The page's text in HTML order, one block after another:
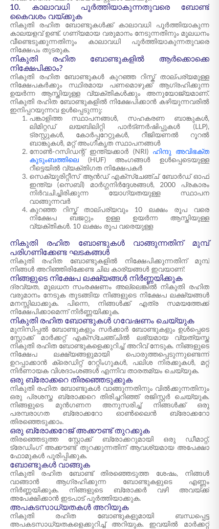
10. കാലാവധി പൂർത്തിയാകുന്നതുവരെ ബോണ്ട്
കൈവശം വയ്ക്കുക
നികുതി രഹിത ബോണ്ടുകൾക്ക് കാലാവധി പൂർത്തിയാകുന്ന
കാലയളവ് ഉണ്ട്. ഗണ്യമായ വരുമാനം നേടുന്നതിനും മൂലധനം
വീണ്ടെടുക്കുന്നതിനും കാലാവധി പൂർത്തിയാകുന്നതുവരെ
നിക്ഷേപം തുടരുക.
നികുതി രഹിത ബോണ്ടുകളിൽ ആർക്കൊക്കെ
നിക്ഷേപിക്കാം?
നികുതി രഹിത ബോണ്ടുകൾ കുറഞ്ഞ റിസ്ക് താല്പര്യമുള്ള
നിക്ഷേപകർക്കും സ്ഥിരമായ പണമൊഴുക്ക് ആഗ്രഹിക്കുന്ന
ഉയർന്ന ആസ്തിയുള്ള വ്യക്തികൾക്കും അനുയോജ്യമാണ്.
നികുതി രഹിത ബോണ്ടുകളിൽ നിക്ഷേപിക്കാൻ കഴിയുന്നവരിൽ
ഇനിപ്പറയുന്നവ ഉൾപ്പെടുന്നു:
പങ്കാളിത്ത സ്ഥാപനങ്ങൾ, സഹകരണ ബാങ്കുകൾ,
ലിമിറ്റഡ് ലയബിലിറ്റി പാർട്ണർഷിപ്പുകൾ (LLP),
ട്രസ്റ്റുകൾ, കോർപ്പറേറ്റുകൾ, റീജിയണൽ റൂറൽ
ബാങ്കുകൾ, മറ്റ് അംഗീകൃത സ്ഥാപനങ്ങൾ
നോൺ-റസിഡന്റ് ഇന്ത്യക്കാർ (NRI) ഹിന്ദു അവിഭക്ത
കുടുംബത്തിലെ (HUF) അംഗങ്ങൾ ഉൾപ്പെടെയുള്ള
റീട്ടെയിൽ വ്യക്തിഗത നിക്ഷേപകർ
സെക്യൂരിറ്റീസ് ആൻഡ് എക്സ്ചേഞ്ച് ബോർഡ് ഓഫ്
ഇന്ത്യ (സെബി) മാർഗ്ഗനിർദ്ദേശങ്ങൾ, 2000 പ്രകാരം
നിർവചിച്ചിരിക്കുന്ന യോഗ്യതയുള്ള സ്ഥാപന
വാങ്ങുന്നവർ
കുറഞ്ഞ റിസ്ക് താല്പര്യവും 10 ലക്ഷം രൂപ വരെ
നിക്ഷേപ ബജറ്റും ഉള്ള ഉയർന്ന ആസ്തിയുള്ള
വ്യക്തികൾ. 10 ലക്ഷം രൂപ വരെയുള്ള
നികുതി രഹിത ബോണ്ടുകൾ വാങ്ങുന്നതിന് മുമ്പ്
പരിഗണിക്കേണ്ട ഘടകങ്ങൾ
നികുതി രഹിത ബോണ്ടുകളിൽ നിക്ഷേപിക്കുന്നതിന് മുമ്പ്
നിങ്ങൾ അറിഞ്ഞിരിക്കേണ്ട ചില കാര്യങ്ങൾ ഇവയാണ്:
നിങ്ങളുടെ നിക്ഷേപ ലക്ഷ്യങ്ങൾ നിർണ്ണയിക്കുക
ദ്രവ്യത, മൂലധന സംരക്ഷണം അല്ലെങ്കിൽ നികുതി രഹിത
വരുമാനം നേടുക തുടങ്ങിയ നിങ്ങളുടെ നിക്ഷേപ ലക്ഷ്യങ്ങൾ
മനസ്സിലാക്കുക. പിന്നെ, നിങ്ങൾക്ക് എത്ര സമയത്തേക്ക്
നിക്ഷേപിക്കാമെന്ന് നിർണ്ണയിക്കുക.
നികുതി രഹിത ബോണ്ടുകൾ ഗവേഷണം ചെയ്യുക
മുനിസിപ്പൽ ബോണ്ടുകളും സർക്കാർ ബോണ്ടുകളും ഉൾപ്പെടെ
സ്റ്റോക്ക് മാർക്കറ്റ് എക്സ്ചേഞ്ചിൽ ലഭ്യമായ വ്യത്യസ്ത
നികുതി രഹിത ബോണ്ടുകളെക്കുറിച്ച് അറിവ് നേടുക. നിങ്ങളുടെ
നിക്ഷേപ ലക്ഷ്യങ്ങളുമായി പൊരുത്തപ്പെടുന്നുണ്ടെന്ന്
ഉറപ്പാക്കാൻ ക്രെഡിറ്റ് റേറ്റിംഗുകൾ, പലിശ നിരക്കുകൾ, മറ്റ്
നിർണായക വിശദാംശങ്ങൾ എന്നിവ താരതമ്യം ചെയ്യുക.
ഒരു ബ്രോക്കറെ തിരഞ്ഞെടുക്കുക
നികുതി രഹിത ബോണ്ടുകൾ വാങ്ങുന്നതിനും വിൽക്കുന്നതിനും
ഒരു പ്രശസ്ത ബ്രോക്കറെ തിരിച്ചറിഞ്ഞ് രജിസ്റ്റർ ചെയ്യുക.
നിങ്ങളുടെ മുൻഗണന അനുസരിച്ച് നിങ്ങൾക്ക് ഒരു
പരമ്പരാഗത ബ്രോക്കറോ ഓൺലൈൻ ബ്രോക്കറോ
തിരഞ്ഞെടുക്കാം.
ഒരു ബ്രോക്കറേജ് അക്കൗണ്ട് തുറക്കുക
തിരഞ്ഞെടുത്ത സ്റ്റോക്ക് ബ്രോക്കറുമായി ഒരു ഡീമാറ്റ്,
ട്രേഡിംഗ് അക്കൗണ്ട് തുറക്കുന്നതിന് ആവശ്യമായ അപേക്ഷാ
ഫോമുകൾ പൂരിപ്പിക്കുക.
ബോണ്ടുകൾ വാങ്ങുക
നികുതി രഹിത ബോണ്ട് തിരഞ്ഞെടുത്ത ശേഷം, നിങ്ങൾ
വാങ്ങാൻ ആഗ്രഹിക്കുന്ന ബോണ്ടുകളുടെ എണ്ണം
നിർണ്ണയിക്കുക. നിങ്ങളുടെ ബ്രോക്കർ വഴി അവയ്ക്ക്
അപേക്ഷിക്കാൻ ഇടപാട് പൂർത്തിയാക്കുക.
അപകടസാധ്യതകൾ അറിയുക
നികുതി രഹിത ബോണ്ടുകളുമായി ബന്ധപ്പെട്ട
അപകടസാധ്യതകളെക്കുറിച്ച് അറിയുക. ഇവയിൽ മാർക്കറ്റ്